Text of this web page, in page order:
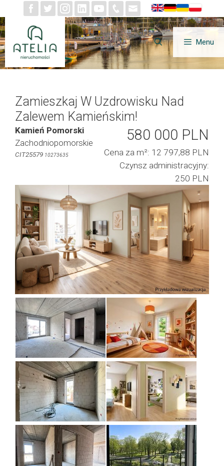
do
treści
Menu
Zamieszkaj W Uzdrowisku Nad
Zalewem Kamieńskim!
Kamień Pomorski
Zachodniopomorskie
CIT25579 10273635
580 000 PLN
Cena za m²: 12 797,88 PLN
Czynsz administracyjny:
250 PLN